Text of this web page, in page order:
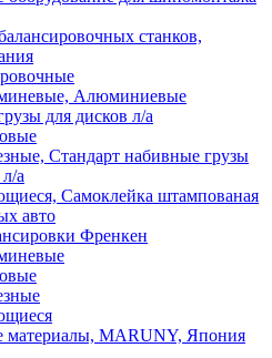
станков,
Алюминиевые
для дисков л/а
Cтандарт набивные грузы
а
Самоклейка штампованая
авто
Френкен
MARUNY, Япония